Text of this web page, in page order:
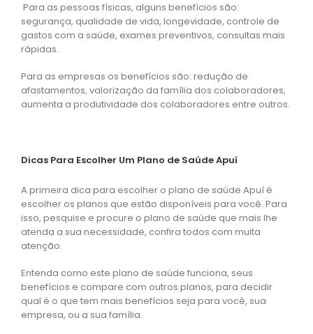
Para as pessoas físicas, alguns benefícios são:
segurança, qualidade de vida, longevidade, controle de
gastos com a saúde, exames preventivos, consultas mais
rápidas.
Para as empresas os benefícios são: redução de
afastamentos, valorização da família dos colaboradores,
aumenta a produtividade dos colaboradores entre outros.
Dicas Para Escolher Um Plano de Saúde Apuí
A primeira dica para escolher o plano de saúde Apuí é
escolher os planos que estão disponíveis para você. Para
isso, pesquise e procure o plano de saúde que mais lhe
atenda a sua necessidade, confira todos com muita
atenção.
Entenda como este plano de saúde funciona, seus
benefícios e compare com outros planos, para decidir
qual é o que tem mais benefícios seja para você, sua
empresa, ou a sua família.